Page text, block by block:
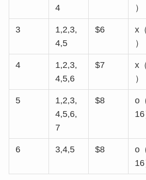
4
）
3
1,2,3,
4,5
$6
x
）
4
1,2,3,
4,5,6
$7
x
）
5
1,2,3,
4,5,6,
7
$8
o
16
6 3,4,5 $8
o
16